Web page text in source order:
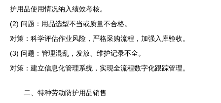
护用品使用情况纳入绩效考核。
(2) 问题：用品选型不当或质量不合格。
对策：科学评估作业风险，严格采购流程，加强入库验收。
(3) 问题：管理混乱，发放、维护记录不全。
对策：建立信息化管理系统，实现全流程数字化跟踪管理。
二、特种劳动防护用品销售